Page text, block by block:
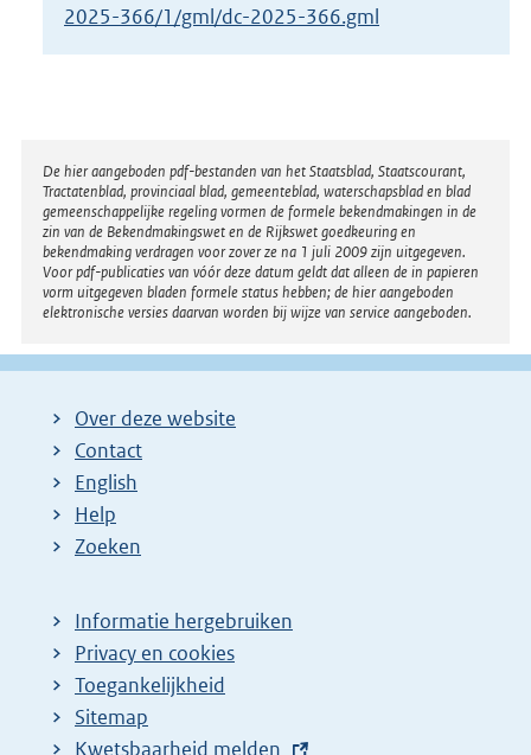
2025-366/1/gml/dc-2025-366.gml
Disclaimer
De hier aangeboden pdf-bestanden van het Staatsblad, Staatscourant,
Tractatenblad, provinciaal blad, gemeenteblad, waterschapsblad en blad
gemeenschappelijke regeling vormen de formele bekendmakingen in de
zin van de Bekendmakingswet en de Rijkswet goedkeuring en
bekendmaking verdragen voor zover ze na 1 juli 2009 zijn uitgegeven.
Voor pdf-publicaties van vóór deze datum geldt dat alleen de in papieren
vorm uitgegeven bladen formele status hebben; de hier aangeboden
elektronische versies daarvan worden bij wijze van service aangeboden.
Over deze website
Contact
English
Help
Zoeken
Informatie hergebruiken
Privacy en cookies
Toegankelijkheid
Sitemap
E
Kwetsbaarheid melden